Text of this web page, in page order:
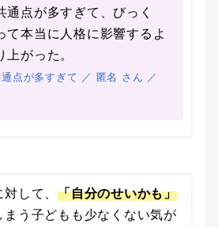
通点が多すぎて、びっく
て本当に人格に影響するよ
がった。
通点が多すぎて ／ 匿名 さん ／
して、 「自分のせいかも」
まう子どもも少なくない気が